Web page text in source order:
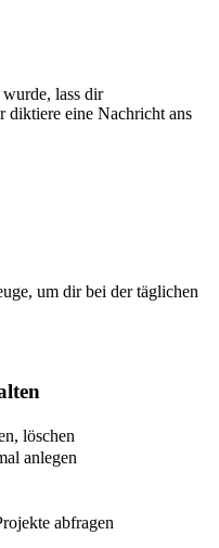
lass dir
diktiere eine Nachricht ans
um dir bei der täglichen
löschen
anlegen
abfragen